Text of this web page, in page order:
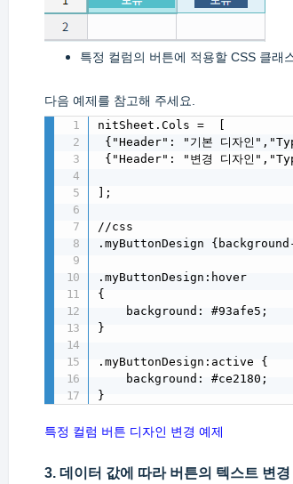
특정 컬럼의 버튼에 적용할 CSS 클래
다음 예제를 참고해 주세요.
nitSheet.Cols =  [
{"Header": "기본 디자인
{"Header": "변경 디자인
];
//css
.myButtonDesign
.myButtonDesign:hover
{
    background: #93afe5;
}
.myButtonDesign:active {
    background: #ce2180;
}
특정 컬럼 버튼 디자인 변경 예제
3. 데이터 값에 따라 버튼의 텍스트 변